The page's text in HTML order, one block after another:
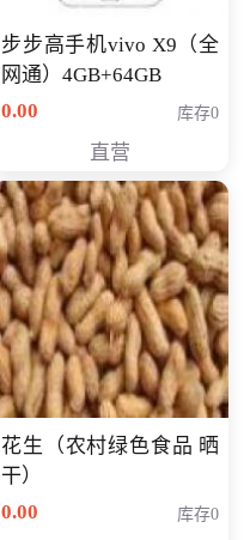
步步高手机vivo X9（全
网通）4GB+64GB
0.00
库存0
直营
花生（农村绿色食品 晒
干）
0.00
库存0